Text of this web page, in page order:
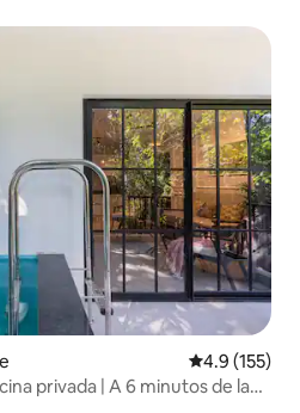
Calificación
4.9 (155)
privada | A 6 minutos de la